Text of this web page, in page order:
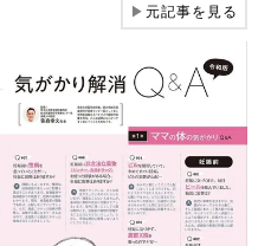
▶元記事を見る